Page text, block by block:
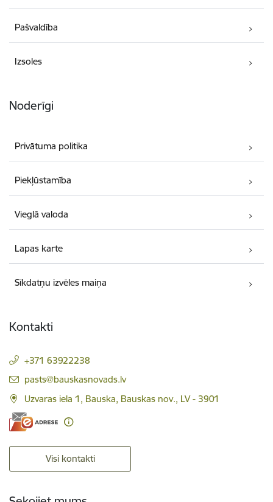
Pašvaldība
Izsoles
Noderīgi
Privātuma politika
Piekļūstamība
Vieglā valoda
Lapas karte
Sīkdatņu izvēles maiņa
Kontakti
+371 63922238
E-pasts:
pasts@bauskasnovads.lv
Uzvaras iela 1, Bauska, Bauskas nov., LV - 3901
Visi kontakti